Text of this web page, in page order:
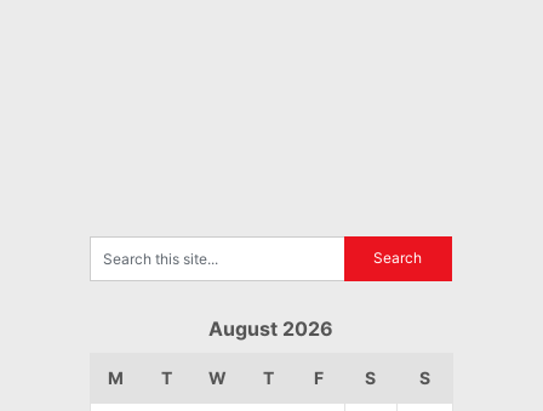
August 2026
M T W T F S S